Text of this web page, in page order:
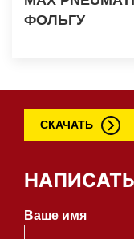
ФОЛЬГУ
СКАЧАТЬ
Ваше имя